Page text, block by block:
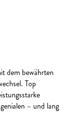
dem bewährten
Top
– und lang